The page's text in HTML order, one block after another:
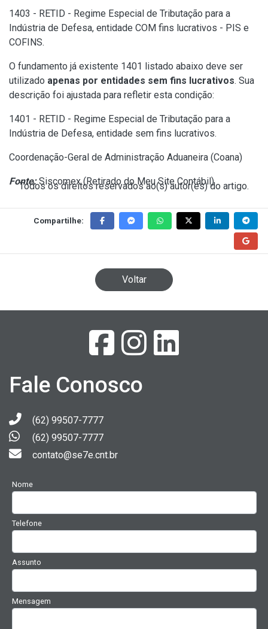
1403 - RETID - Regime Especial de Tributação para a
Indústria de Defesa, entidade COM fins lucrativos - PIS e
COFINS.
O fundamento já existente 1401 listado abaixo deve ser
utilizado apenas por entidades sem fins lucrativos. Sua
descrição foi ajustada para refletir esta condição:
1401 - RETID - Regime Especial de Tributação para a
Indústria de Defesa, entidade sem fins lucrativos.
Coordenação-Geral de Administração Aduaneira (Coana)
Fonte:Siscomex (Retirado do Meu Site Contábil)
Todos os direitos reservados ao(s) autor(es) do artigo.
Compartilhe:
Voltar
Fale Conosco
(62) 99507-7777
(62) 99507-7777
contato@se7e.cnt.br
Nome
Telefone
Assunto
Mensagem